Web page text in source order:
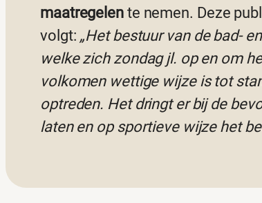
maatregelente nemen. Deze
volgt: „Het bestuur van de bad-
welke zich zondag jl. op en om
volkomen wettige wijze is tot
optreden. Het dringt er bij de
laten en op sportieve wijze het